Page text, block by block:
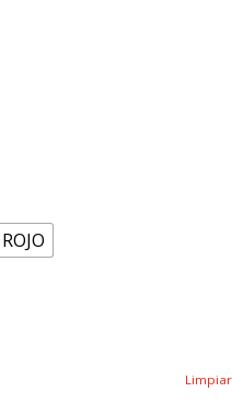
ROJO
Limpiar